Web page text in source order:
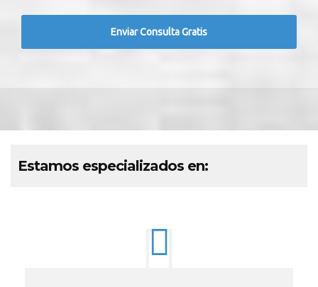
Estamos especializados en: